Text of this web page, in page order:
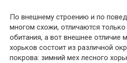
По внешнему строению и по
многом схожи, отличаются
обитания, а вот внешнее отличие
хорьков состоит из различной
покрова: зимний мех лесного